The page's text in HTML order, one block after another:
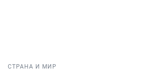
СТРАНА И МИР